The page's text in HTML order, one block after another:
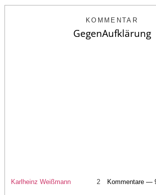
KOMMENTAR
GegenAufklärung
Karlheinz Weißmann 2 Kommentare —